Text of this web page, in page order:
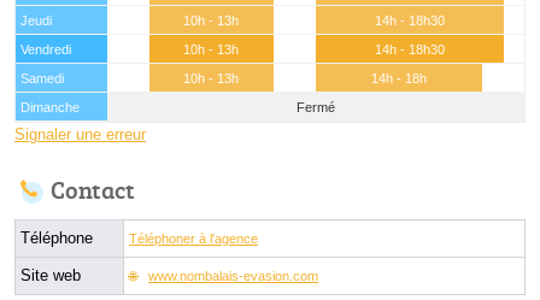
Jeudi
10h - 13h
14h - 18h30
Vendredi
10h - 13h
14h - 18h30
Samedi
10h - 13h
14h - 18h
Dimanche
Fermé
Signaler une erreur
Contact
Téléphone Téléphoner à l'agence
Site web www.nombalais-evasion.com